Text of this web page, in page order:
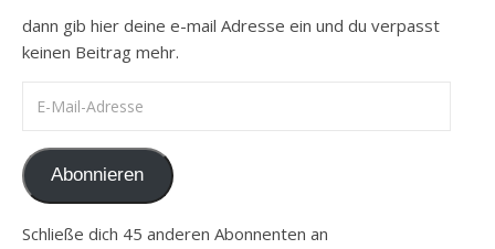
dann gib hier deine e-mail Adresse ein und du verpasst
keinen Beitrag mehr.
Abonnieren
Schließe dich 45 anderen Abonnenten an